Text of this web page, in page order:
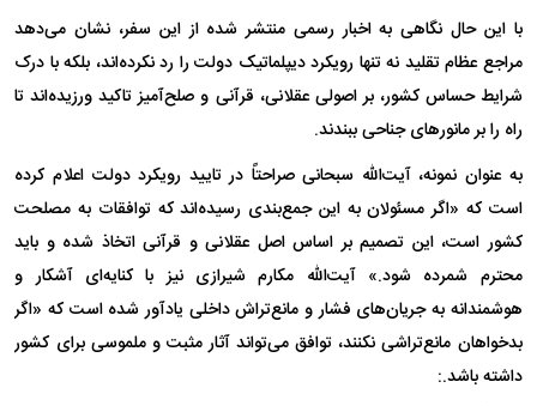
با این حال نگاهی به اخبار رسمی منتشر شده از این سفر، نشان می‌دهد
مراجع عظام تقلید نه تنها رویکرد دیپلماتیک دولت را رد نکرده‌اند، بلکه با درک
شرایط حساس کشور، بر اصولی عقلانی، قرآنی و صلح‌آمیز تاکید ورزیده‌اند تا
راه را بر مانور‌های جناحی ببندند.
به عنوان نمونه، آیت‌الله سبحانی صراحتاً در تایید رویکرد دولت اعلام کرده
است که «اگر مسئولان به این جمع‌بندی رسیده‌اند که توافقات به مصلحت
کشور است، این تصمیم بر اساس اصل عقلانی و قرآنی اتخاذ شده و باید
محترم شمرده شود.» آیت‌الله مکارم شیرازی نیز با کنایه‌ای آشکار و
هوشمندانه به جریان‌های فشار و مانع‌تراش داخلی یادآور شده است که «اگر
بدخواهان مانع‌تراشی نکنند، توافق می‌تواند آثار مثبت و ملموسی برای کشور
داشته باشد.: